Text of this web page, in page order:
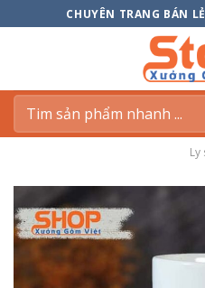
to
CHUYÊN TRANG BÁN
Tìm
kiếm:
Ly